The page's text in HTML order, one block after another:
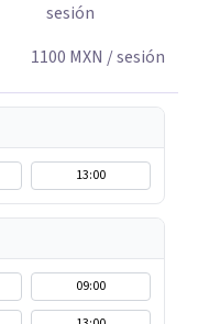
sesión
1100 MXN / sesión
13:00
09:00